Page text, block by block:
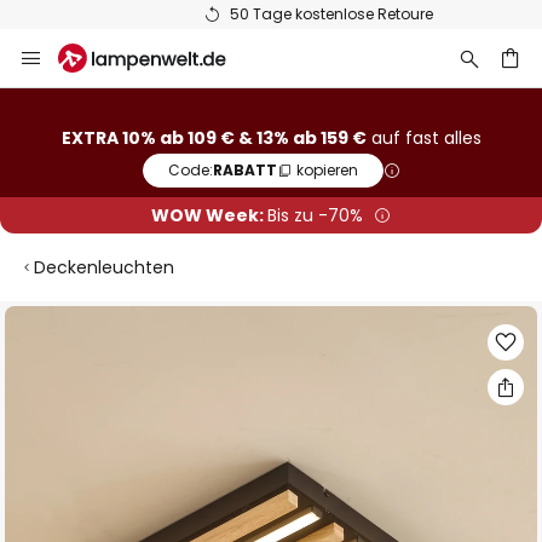
50 Tage kostenlose Retoure
Inhalt
EXTRA 10% ab 109 € & 13% ab 159 €auf fast alles
Code:RABATT kopieren
WOW Week:Bis zu -70%
Deckenleuchten
Zum